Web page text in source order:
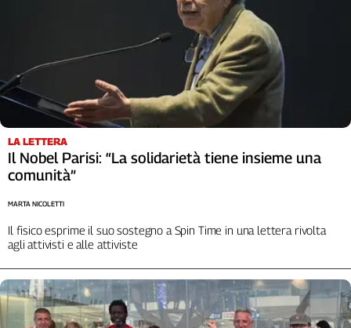
LA LETTERA
Il Nobel Parisi: “La solidarietà tiene insieme una
comunità”
Il fisico esprime il suo sostegno a Spin Time in una lettera rivolta
agli attivisti e alle attiviste
MARTA NICOLETTI